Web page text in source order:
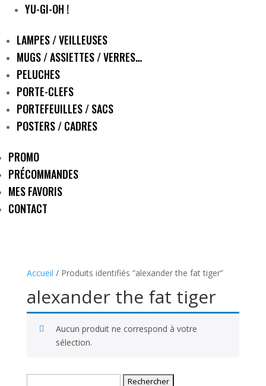
YU-GI-OH !
LAMPES / VEILLEUSES
MUGS / ASSIETTES / VERRES…
PELUCHES
PORTE-CLEFS
PORTEFEUILLES / SACS
POSTERS / CADRES
PROMO
PRÉCOMMANDES
MES FAVORIS
CONTACT
Accueil / Produits identifiés “alexander the fat tiger”
alexander the fat tiger
Aucun produit ne correspond à votre
sélection.